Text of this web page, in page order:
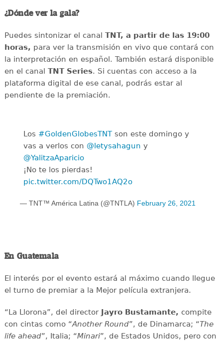
¿Dónde ver la gala?
Puedes sintonizar el canal TNT, a partir de las 19:00
horas, para ver la transmisión en vivo que contará con
la interpretación en español. También estará disponible
en el canal TNT Series. Si cuentas con acceso a la
plataforma digital de ese canal, podrás estar al
pendiente de la premiación.
Los #GoldenGlobesTNTson este domingo y
vas a verlos con @letysahagun y
@YalitzaAparicio
¡No te los pierdas!
pic.twitter.com/DQTwo1AQ2o
— TNT™ América Latina (@TNTLA) February 26, 2021
En Guatemala
El interés por el evento estará al máximo cuando llegue
el turno de premiar a la Mejor película extranjera.
“La Llorona”, del director Jayro Bustamante, compite
con cintas como “Another Round”, de Dinamarca; “The
life ahead”, Italia; “Minari”, de Estados Unidos, pero con